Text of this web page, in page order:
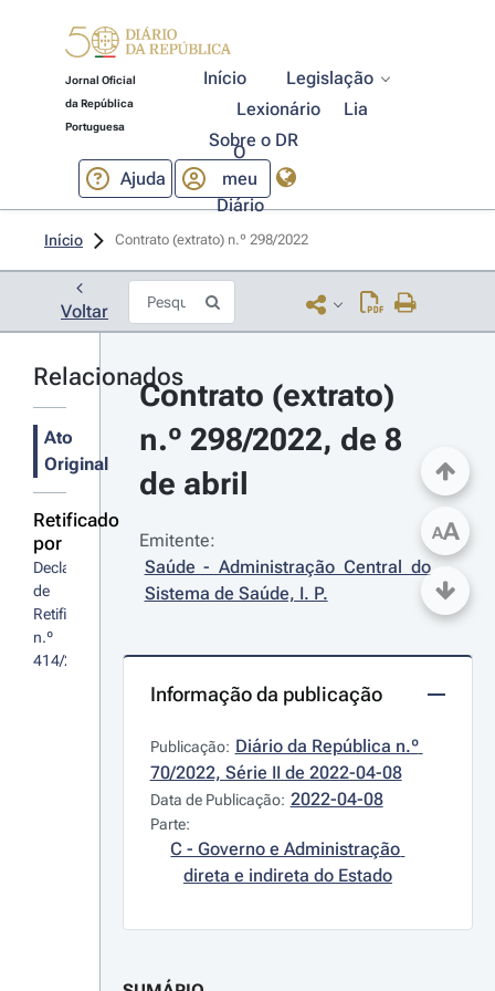
Jornal Oficial
da República
Portuguesa
Início
Legislação
Lexionário
Lia
Sobre o DR
Ajuda
O
meu
Diário
Início Contrato (extrato) n.º 298/2022
Voltar
Relacionados
Ato
Original
Retificado
por
Declaração
de
Retificação
n.º
414/2022
Contrato (extrato)
n.º 298/2022, de 8
de abril
Emitente:
Saúde - Administração Central do
Sistema de Saúde, I. P.
Informação da publicação
Publicação: Diário da República n.º
70/2022, Série II de 2022-04-08
Data de Publicação: 2022-04-08
Parte:
C - Governo e Administração
direta e indireta do Estado
AA